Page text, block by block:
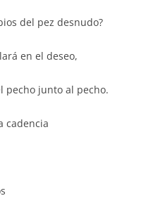
del pez desnudo?
en el deseo,
pecho junto al pecho.
cadencia